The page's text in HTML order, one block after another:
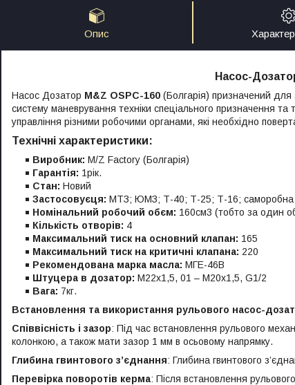
Опис
Насос-
Насос Дозатор M&Z OSPC-160 (Болгарія) призначений
систему маневрування техніки спеціального призначення
управління різними робочими органами, які необхідно
Технічні характеристики:
Виробник: M/Z Factory (Болгарія)
Гарантія: 1рік.
Стан: Новий
Застосовуєця: МТЗ; ЮМЗ; Т-40; Т-25; Т-16; саморобна
Номінальний робочий обєм: 160см3 (тобто за один
Кількість отворів: 4
Максимальний тиск на основний клапан: 165
Максимальний тиск на критичні клапана: 220
Рекомендована марка масла: МГЕ-46В
Штуцера в дозатор: М22х1,5, 01 – М20х1,5, G1/2
Вага: 7кг.
Встановлення та використання рульового насос-
Співвісність і зазор: Під час встановлення рульового
колонкою, а також мати зазор 1 мм в осьовому напрямку.
Глибина гвинтового з’єднання: Глибина гвинтового
Перевірка поворотів керма: Після встановлення